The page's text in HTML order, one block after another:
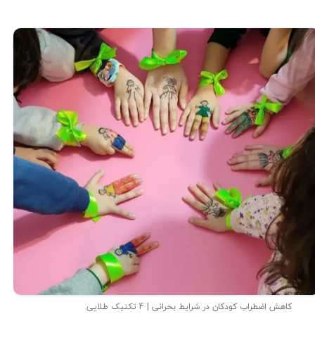
کاهش اضطراب کودکان در شرایط بحرانی | 4 تکنیک طلایی